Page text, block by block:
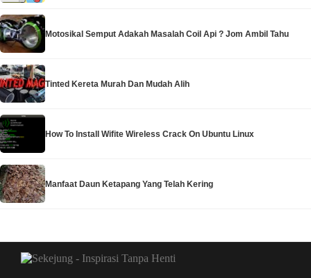
Motosikal Semput Adakah Masalah Coil Api ? Jom Ambil Tahu
Tinted Kereta Murah Dan Mudah Alih
How To Install Wifite Wireless Crack On Ubuntu Linux
Manfaat Daun Ketapang Yang Telah Kering